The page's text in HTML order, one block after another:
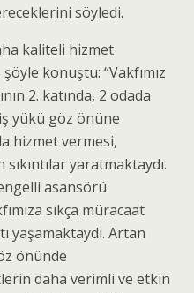
söyledi.
kaliteli hizmet
konuştu: “Vakfımız
2. katında, 2 odada
yükü göz önüne
hizmet vermesi,
yaratmaktaydı.
asansörü
sıkça müracaat
yaşamaktaydı. Artan
önünde
daha verimli ve etkin